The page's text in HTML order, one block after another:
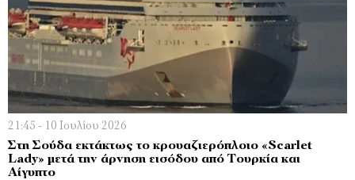
21:45 - 10 Ιουλίου 2026
Στη Σούδα εκτάκτως το κρουαζιερόπλοιο «Scarlet
Lady» μετά την άρνηση εισόδου από Τουρκία και
Αίγυπτο